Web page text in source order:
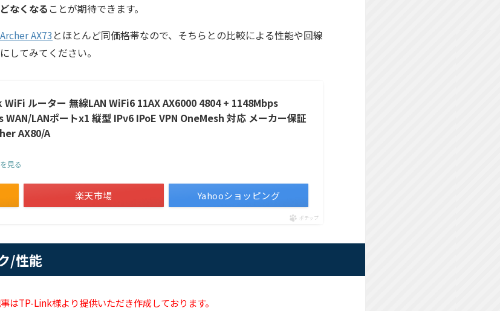
なくなる ことが期待できます。
Archer AX73 とほとんど同価格帯なので、そちらとの比較による性能や回線
してみてください。
ルーター 無線LAN WiFi6 11AX AX6000 4804 + 1148Mbps
WAN/LANポートx1 縦型 IPv6 IPoE VPN OneMesh 対応 メーカー保証
AX80/A
見る
楽天市場 Yahooショッピング
ポチップ
/性能
はTP-Link様より提供いただき作成しております。